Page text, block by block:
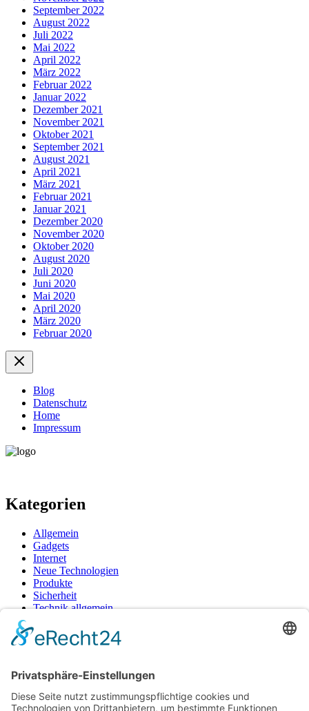
September 2022
August 2022
Juli 2022
Mai 2022
April 2022
März 2022
Februar 2022
Januar 2022
Dezember 2021
November 2021
Oktober 2021
September 2021
August 2021
April 2021
März 2021
Februar 2021
Januar 2021
Dezember 2020
November 2020
Oktober 2020
August 2020
Juli 2020
Juni 2020
Mai 2020
April 2020
März 2020
Februar 2020
Blog
Datenschutz
Home
Impressum
Kategorien
Allgemein
Gadgets
Internet
Neue Technologien
Produkte
Sicherheit
Technik allgemein
Unternehmen
Wohnen
Neueste Beiträge
Wie moderne Akkulösungen das Dampferlebnis neu